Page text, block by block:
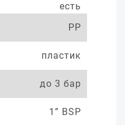
есть
PP
пластик
до 3 бар
1” BSP